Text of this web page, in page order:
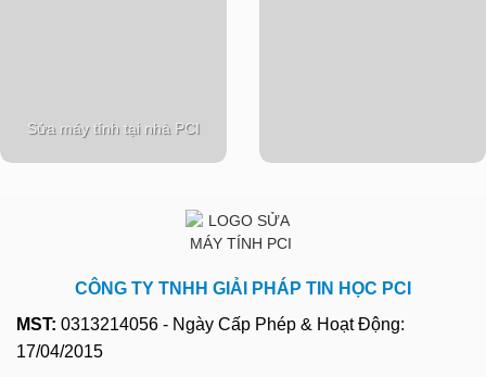
Sửa máy tính tại nhà PCI
CÔNG TY TNHH GIẢI PHÁP TIN HỌC PCI
MST: 0313214056 - Ngày Cấp Phép & Hoạt Động:
17/04/2015